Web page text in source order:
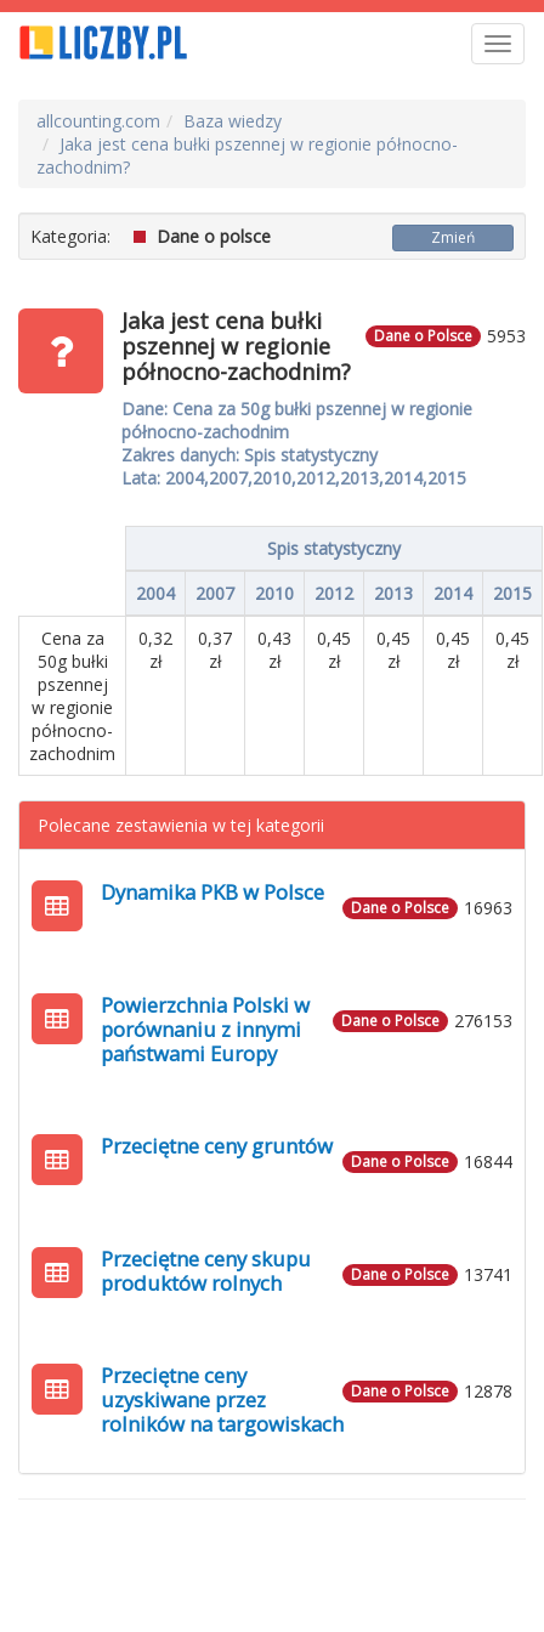
allcounting.com
Baza wiedzy
Jaka jest cena bułki pszennej w regionie północno-
zachodnim?
Kategoria: Dane o polsce Zmień
5953
Dane o Polsce
Jaka jest cena bułki
pszennej w regionie
północno-zachodnim?
Dane: Cena za 50g bułki pszennej w regionie
północno-zachodnim
Zakres danych: Spis statystyczny
Lata: 2004,2007,2010,2012,2013,2014,2015
Spis statystyczny
2004
2007 2010 2012 2013 2014
2015
Cena za
50g bułki
pszennej
w regionie
północno-
zachodnim
0,32
zł
0,37
zł
0,43
zł
0,45
zł
0,45
zł
0,45
zł
0,45
zł
Polecane zestawienia w tej kategorii
16963
Dane o Polsce
Dynamika PKB w Polsce
276153
Dane o Polsce
Powierzchnia Polski w
porównaniu z innymi
państwami Europy
16844
Dane o Polsce
Przeciętne ceny gruntów
13741
Dane o Polsce
Przeciętne ceny skupu
produktów rolnych
12878
Dane o Polsce
Przeciętne ceny
uzyskiwane przez
rolników na targowiskach